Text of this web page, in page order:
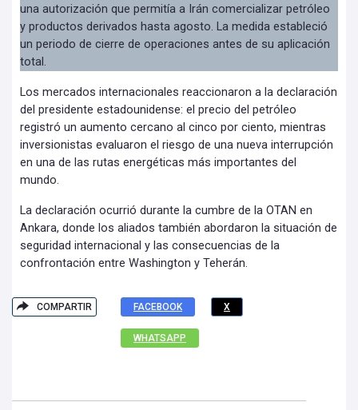
una autorización que permitía a Irán comercializar petróleo
y productos derivados hasta agosto. La medida estableció
un periodo de cierre de operaciones antes de su aplicación
total.
Los mercados internacionales reaccionaron a la declaración
del presidente estadounidense: el precio del petróleo
registró un aumento cercano al cinco por ciento, mientras
inversionistas evaluaron el riesgo de una nueva interrupción
en una de las rutas energéticas más importantes del
mundo.
La declaración ocurrió durante la cumbre de la OTAN en
Ankara, donde los aliados también abordaron la situación de
seguridad internacional y las consecuencias de la
confrontación entre Washington y Teherán.
COMPARTIR FACEBOOK X
WHATSAPP